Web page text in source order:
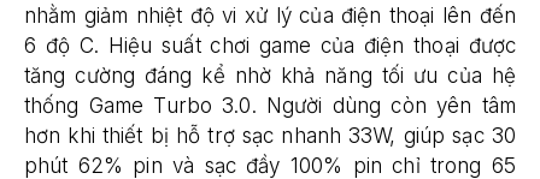
nhằm giảm nhiệt độ vi xử lý của điện thoại lên đến
6 độ C. Hiệu suất chơi game của điện thoại được
tăng cường đáng kể nhờ khả năng tối ưu của hệ
thống Game Turbo 3.0. Người dùng còn yên tâm
hơn khi thiết bị hỗ trợ sạc nhanh 33W, giúp sạc 30
phút 62% pin và sạc đầy 100% pin chỉ trong 65